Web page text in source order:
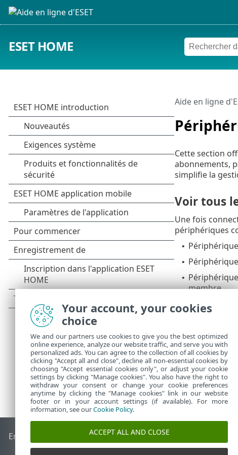
ESET HOME
Aide en ligne
Cette section
abonnements,
simplifie la
Voir tous
Une fois
périphériques
•
•
•
membre
Chaque
afficher des
End of Life Base de connaissances ESETForum ESET ESET
Your account, your cookies
choice
We and our partners use cookies to give you the best optimized
online experience, analyze our website traffic, and serve you with
personalized ads. You can agree to the collection of all cookies by
clicking "Accept all and close", decline all non-essential cookies by
choosing "Accept essential cookies only", or adjust your cookie
settings by clicking "Manage cookies". You also have the right to
withdraw your consent or change your cookie preferences
anytime by clicking the "Manage cookies" link in our website
footer or in your account settings (if available). For more
information, see ourCookie Policy.
ACCEPT ALL AND CLOSE